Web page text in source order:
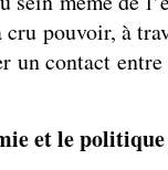
pouvoir, à
un contact
et le politique